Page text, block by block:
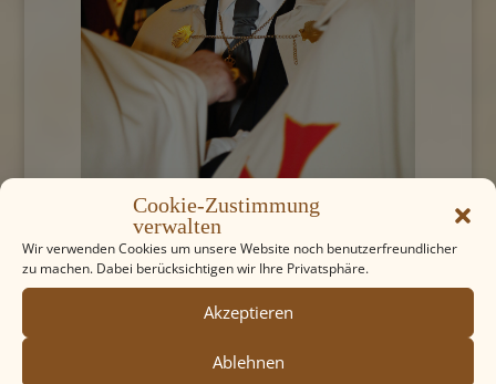
Cookie-Zustimmung
verwalten
Wir verwenden Cookies um unsere Website noch benutzerfreundlicher
zu machen. Dabei berücksichtigen wir Ihre Privatsphäre.
Akzeptieren
Ablehnen